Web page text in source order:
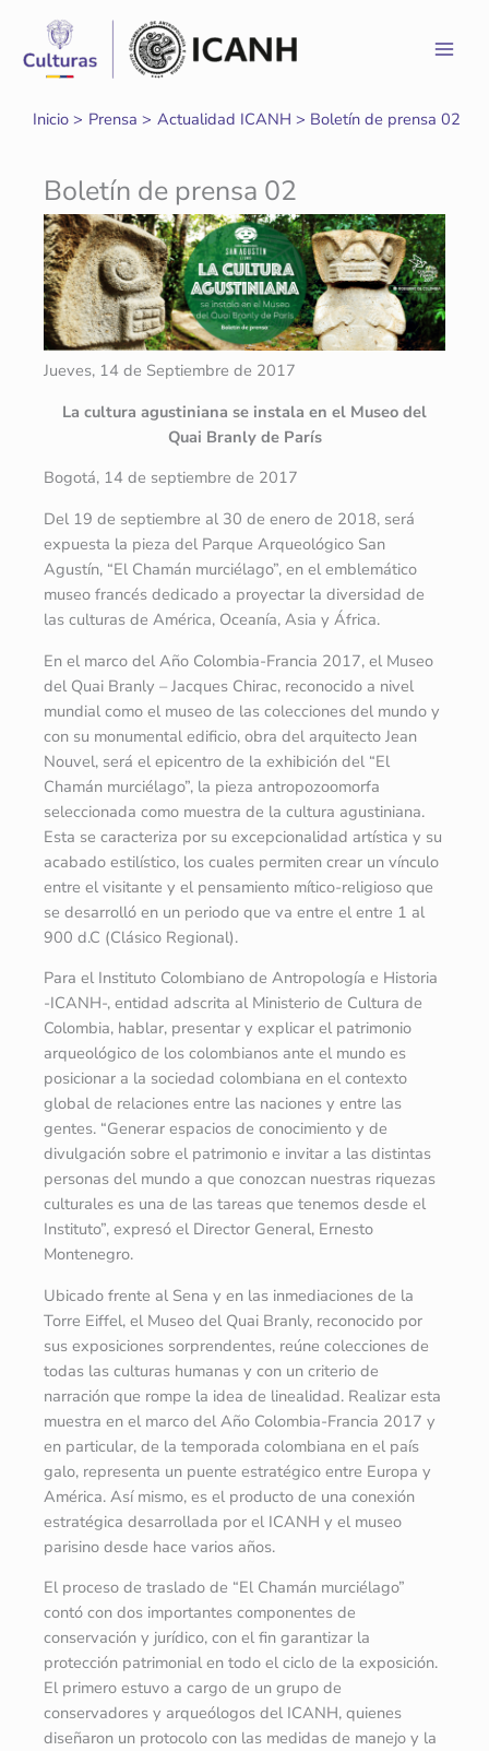
contenido
Inicio Prensa Actualidad ICANH Boletín de prensa 02
Boletín de prensa 02
Jueves, 14 de Septiembre de 2017
La cultura agustiniana se instala en el Museo del
Quai Branly de París
Bogotá, 14 de septiembre de 2017
Del 19 de septiembre al 30 de enero de 2018, será
expuesta la pieza del Parque Arqueológico San
Agustín, “El Chamán murciélago”, en el emblemático
museo francés dedicado a proyectar la diversidad de
las culturas de América, Oceanía, Asia y África.
En el marco del Año Colombia-Francia 2017, el Museo
del Quai Branly – Jacques Chirac, reconocido a nivel
mundial como el museo de las colecciones del mundo y
con su monumental edificio, obra del arquitecto Jean
Nouvel, será el epicentro de la exhibición del “El
Chamán murciélago”, la pieza antropozoomorfa
seleccionada como muestra de la cultura agustiniana.
Esta se caracteriza por su excepcionalidad artística y su
acabado estilístico, los cuales permiten crear un vínculo
entre el visitante y el pensamiento mítico-religioso que
se desarrolló en un periodo que va entre el entre 1 al
900 d.C (Clásico Regional).
Para el Instituto Colombiano de Antropología e Historia
-ICANH-, entidad adscrita al Ministerio de Cultura de
Colombia, hablar, presentar y explicar el patrimonio
arqueológico de los colombianos ante el mundo es
posicionar a la sociedad colombiana en el contexto
global de relaciones entre las naciones y entre las
gentes. “Generar espacios de conocimiento y de
divulgación sobre el patrimonio e invitar a las distintas
personas del mundo a que conozcan nuestras riquezas
culturales es una de las tareas que tenemos desde el
Instituto”, expresó el Director General, Ernesto
Montenegro.
Ubicado frente al Sena y en las inmediaciones de la
Torre ­Eiffel, el Museo del Quai Branly, reconocido por
sus exposiciones sorprendentes, reúne colecciones de
todas las culturas humanas y con un criterio de
narración que rompe la idea de linealidad. Realizar esta
muestra en el marco del Año Colombia-Francia 2017 y
en particular, de la temporada colombiana en el país
galo, representa un puente estratégico entre Europa y
América. Así mismo, es el producto de una conexión
estratégica desarrollada por el ICANH y el museo
parisino desde hace varios años.
El proceso de traslado de “El Chamán murciélago”
contó con dos importantes componentes de
conservación y jurídico, con el fin garantizar la
protección patrimonial en todo el ciclo de la exposición.
El primero estuvo a cargo de un grupo de
conservadores y arqueólogos del ICANH, quienes
diseñaron un protocolo con las medidas de manejo y la